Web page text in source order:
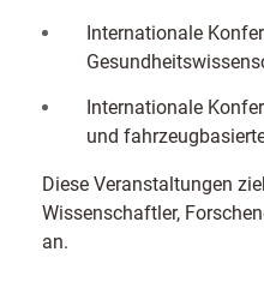
Internationale
Internationale
und
Diese Veranstaltungen
Wissenschaftler,
an.